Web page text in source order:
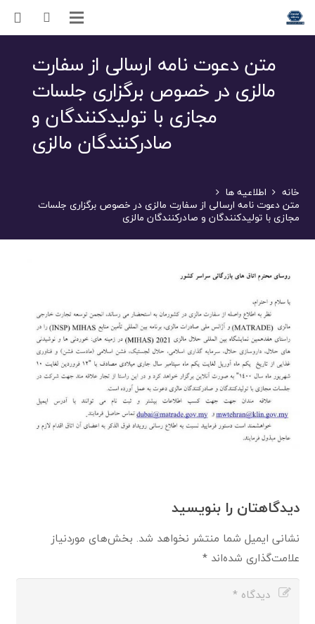
متن دعوت نامه ارسالی از سفارت
مالزی در خصوص برگزاری جلسات
مجازی با تولیدکنندگان و
صادرکنندگان مالزی
خانه اطلاعیه ها
متن دعوت نامه ارسالی از سفارت مالزی در خصوص برگزاری جلسات
مجازی با تولیدکنندگان و صادرکنندگان مالزی
دیدگاهتان را بنویسید
نشانی ایمیل شما منتشر نخواهد شد. بخش‌های موردنیاز
علامت‌گذاری شده‌اند*